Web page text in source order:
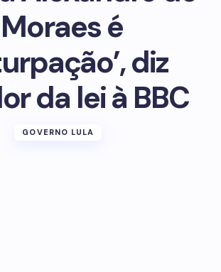
Moraes é
diz
da lei à BBC
GOVERNO LULA